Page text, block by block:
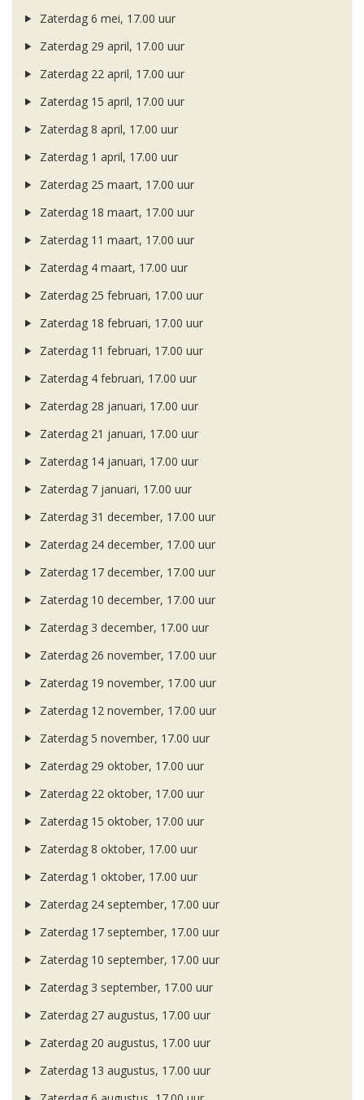
Zaterdag 6 mei, 17.00 uur
Zaterdag 29 april, 17.00 uur
Zaterdag 22 april, 17.00 uur
Zaterdag 15 april, 17.00 uur
Zaterdag 8 april, 17.00 uur
Zaterdag 1 april, 17.00 uur
Zaterdag 25 maart, 17.00 uur
Zaterdag 18 maart, 17.00 uur
Zaterdag 11 maart, 17.00 uur
Zaterdag 4 maart, 17.00 uur
Zaterdag 25 februari, 17.00 uur
Zaterdag 18 februari, 17.00 uur
Zaterdag 11 februari, 17.00 uur
Zaterdag 4 februari, 17.00 uur
Zaterdag 28 januari, 17.00 uur
Zaterdag 21 januari, 17.00 uur
Zaterdag 14 januari, 17.00 uur
Zaterdag 7 januari, 17.00 uur
Zaterdag 31 december, 17.00 uur
Zaterdag 24 december, 17.00 uur
Zaterdag 17 december, 17.00 uur
Zaterdag 10 december, 17.00 uur
Zaterdag 3 december, 17.00 uur
Zaterdag 26 november, 17.00 uur
Zaterdag 19 november, 17.00 uur
Zaterdag 12 november, 17.00 uur
Zaterdag 5 november, 17.00 uur
Zaterdag 29 oktober, 17.00 uur
Zaterdag 22 oktober, 17.00 uur
Zaterdag 15 oktober, 17.00 uur
Zaterdag 8 oktober, 17.00 uur
Zaterdag 1 oktober, 17.00 uur
Zaterdag 24 september, 17.00 uur
Zaterdag 17 september, 17.00 uur
Zaterdag 10 september, 17.00 uur
Zaterdag 3 september, 17.00 uur
Zaterdag 27 augustus, 17.00 uur
Zaterdag 20 augustus, 17.00 uur
Zaterdag 13 augustus, 17.00 uur